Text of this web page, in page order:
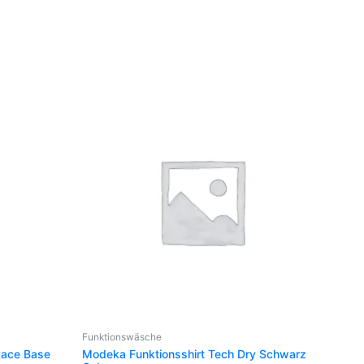
Base
Funktionswäsche
Modeka Funktionsshirt Tech Dry Schwarz